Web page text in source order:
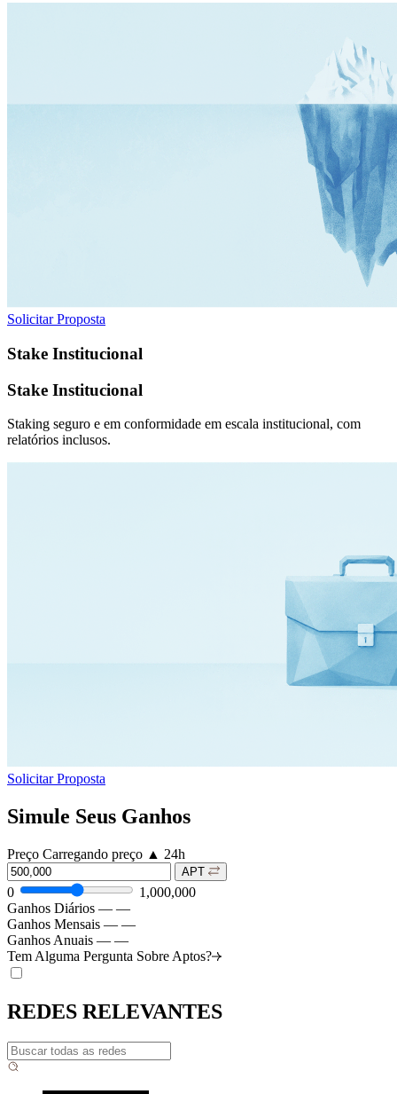
Solicitar Proposta
Stake Institucional
Stake Institucional
Staking seguro e em conformidade em escala institucional, com
relatórios inclusos.
Solicitar Proposta
Simule Seus Ganhos
Preço Carregando preço ▲ 24h
APT
0
1,000,000
Ganhos Diários — —
Ganhos Mensais — —
Ganhos Anuais — —
Tem Alguma Pergunta Sobre Aptos?
REDES RELEVANTES